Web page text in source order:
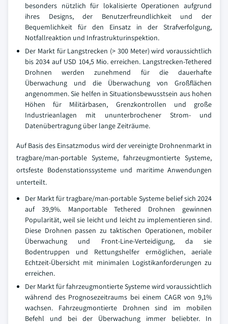
besonders nützlich für lokalisierte Operationen aufgrund
ihres Designs, der Benutzerfreundlichkeit und der
Bequemlichkeit für den Einsatz in der Strafverfolgung,
Notfallreaktion und Infrastrukturinspektion.
Der Markt für Langstrecken (> 300 Meter) wird voraussichtlich
bis 2034 auf USD 104,5 Mio. erreichen. Langstrecken-Tethered
Drohnen werden zunehmend für die dauerhafte
Überwachung und die Überwachung von Großflächen
angenommen. Sie helfen in Situationsbewusstsein aus hohen
Höhen für Militärbasen, Grenzkontrollen und große
Industrieanlagen mit ununterbrochener Strom- und
Datenübertragung über lange Zeiträume.
Auf Basis des Einsatzmodus wird der vereinigte Drohnenmarkt in
tragbare/man-portable Systeme, fahrzeugmontierte Systeme,
ortsfeste Bodenstationssysteme und maritime Anwendungen
unterteilt.
Der Markt für tragbare/man-portable Systeme belief sich 2024
auf 39,9%. Manportable Tethered Drohnen gewinnen
Popularität, weil sie leicht und leicht zu implementieren sind.
Diese Drohnen passen zu taktischen Operationen, mobiler
Überwachung und Front-Line-Verteidigung, da sie
Bodentruppen und Rettungshelfer ermöglichen, aeriale
Echtzeit-Übersicht mit minimalen Logistikanforderungen zu
erreichen.
Der Markt für fahrzeugmontierte Systeme wird voraussichtlich
während des Prognosezeitraums bei einem CAGR von 9,1%
wachsen. Fahrzeugmontierte Drohnen sind im mobilen
Befehl und bei der Überwachung immer beliebter. In